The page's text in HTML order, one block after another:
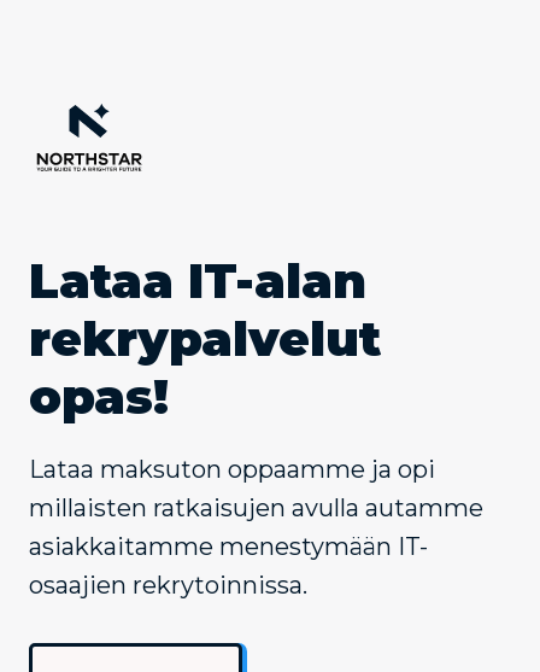
Lataa IT-alan
rekrypalvelut
opas!
Lataa maksuton oppaamme ja opi
millaisten ratkaisujen avulla autamme
asiakkaitamme menestymään IT-
osaajien rekrytoinnissa.